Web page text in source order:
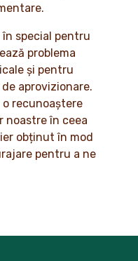
special pentru
problema
și pentru
aprovizionare.
recunoaștere
noastre în ceea
obținut în mod
pentru a ne